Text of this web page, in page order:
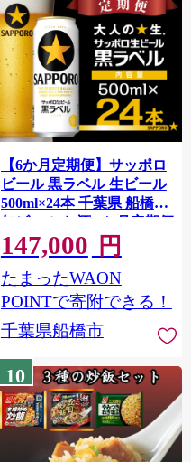
【6か月定期便】サッポロ
ビール 黒ラベル 生ビール
500ml×24本 千葉県 船橋市
缶ビール お酒 6か月定期便
147,000 円
たまったWAON
POINTで寄附できる！
千葉県船橋市
10